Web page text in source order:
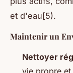
et d'eau[5).
Maintenir un
Nettoyer
vie propre et